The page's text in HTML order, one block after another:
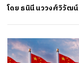
โดย ธนินี นววงศ์วิวัฒ